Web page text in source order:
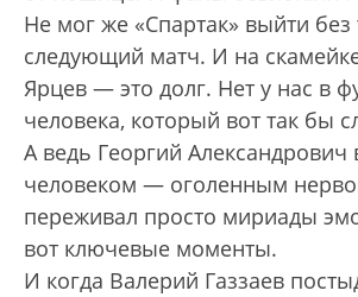
Не мог же «Спартак» выйти без
следующий матч. И на
Ярцев — это долг. Нет у нас в
человека, который вот так бы
А ведь Георгий Александрович
человеком — оголенным
переживал просто мириады
вот ключевые моменты.
И когда Валерий Газзаев